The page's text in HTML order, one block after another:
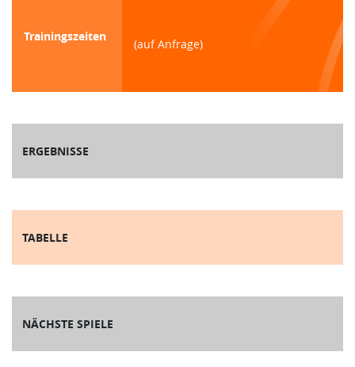
Trainingszeiten
(auf Anfrage)
ERGEBNISSE
TABELLE
NÄCHSTE SPIELE